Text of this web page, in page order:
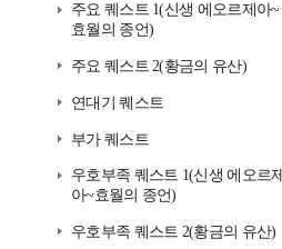
주요 퀘스트 1(신생 에오르제아~
효월의 종언)
주요 퀘스트 2(황금의 유산)
연대기 퀘스트
부가 퀘스트
우호부족 퀘스트 1(신생 에오르제
아~효월의 종언)
우호부족 퀘스트 2(황금의 유산)